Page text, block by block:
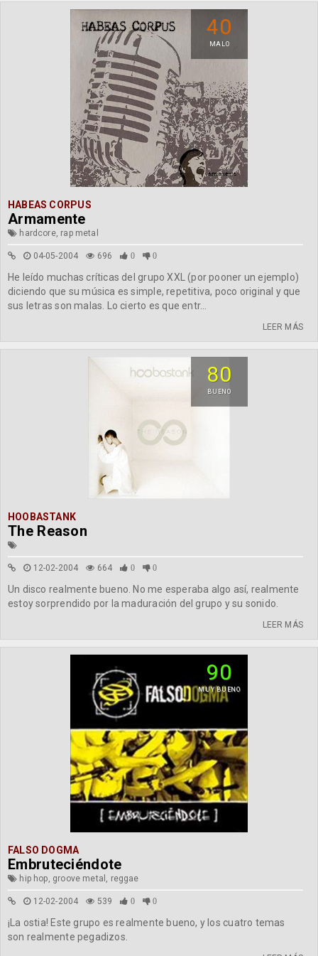
40
MALO
HABEAS CORPUS
Armamente
hardcore, rap metal
04-05-2004 696 0 0
He leído muchas críticas del grupo XXL (por pooner un ejemplo)
diciendo que su música es simple, repetitiva, poco original y que
sus letras son malas. Lo cierto es que entr...
LEER MÁS
80
BUENO
HOOBASTANK
The Reason
12-02-2004 664 0 0
Un disco realmente bueno. No me esperaba algo así, realmente
estoy sorprendido por la maduración del grupo y su sonido.
LEER MÁS
90
MUY BUENO
FALSO DOGMA
Embruteciéndote
hip hop, groove metal, reggae
12-02-2004 539 0 0
¡La ostia! Este grupo es realmente bueno, y los cuatro temas
son realmente pegadizos.